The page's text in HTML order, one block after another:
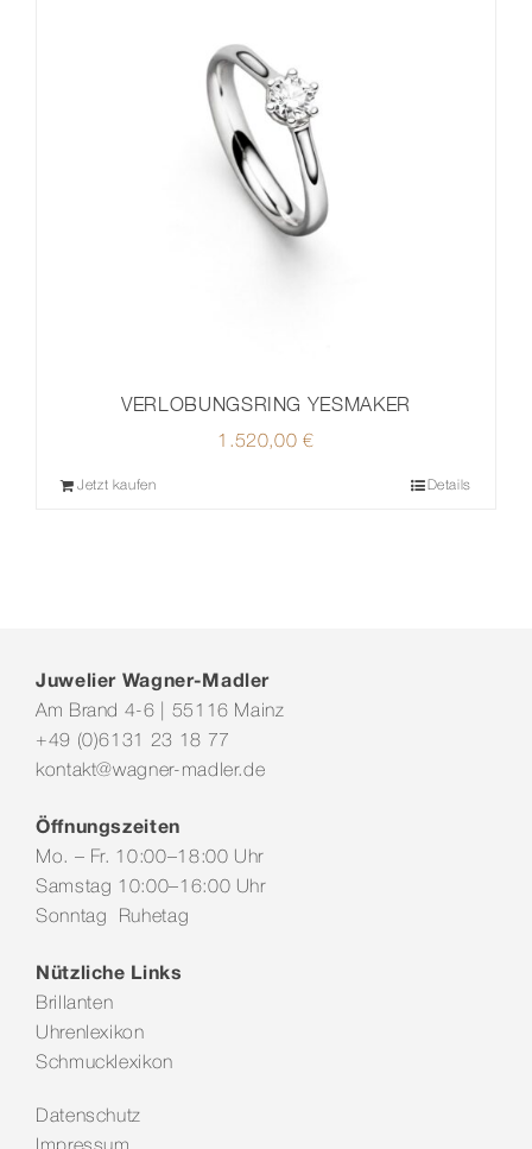
VERLOBUNGSRING YESMAKER
1.520,00€
Jetzt kaufen Details
Juwelier Wagner-Madler
Am Brand 4-6 | 55116 Mainz
+49 (0)6131 23 18 77
kontakt@wagner-madler.de
Öffnungszeiten
Mo. – Fr. 10:00–18:00 Uhr
Samstag 10:00–16:00 Uhr
Sonntag Ruhetag
Nützliche Links
Brillanten
Uhrenlexikon
Schmucklexikon
Datenschutz